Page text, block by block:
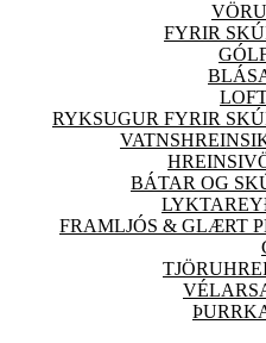
FYRIR
RYKSUGUR FYRIR
HREINSI
BÁTAR OG
FRAMLJÓS & GLÆRT